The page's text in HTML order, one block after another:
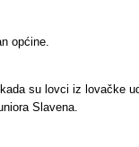
općine.
su lovci iz lovačke
Slavena.